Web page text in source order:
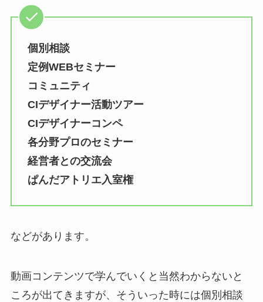
個別相談
定例WEBセミナー
コミュニティ
CIデザイナー活動ツアー
CIデザイナーコンペ
各分野プロのセミナー
経営者との交流会
ぱんだアトリエ入室権
などがあります。
動画コンテンツで学んでいくと当然わからないと
ころが出てきますが、そういった時には個別相談